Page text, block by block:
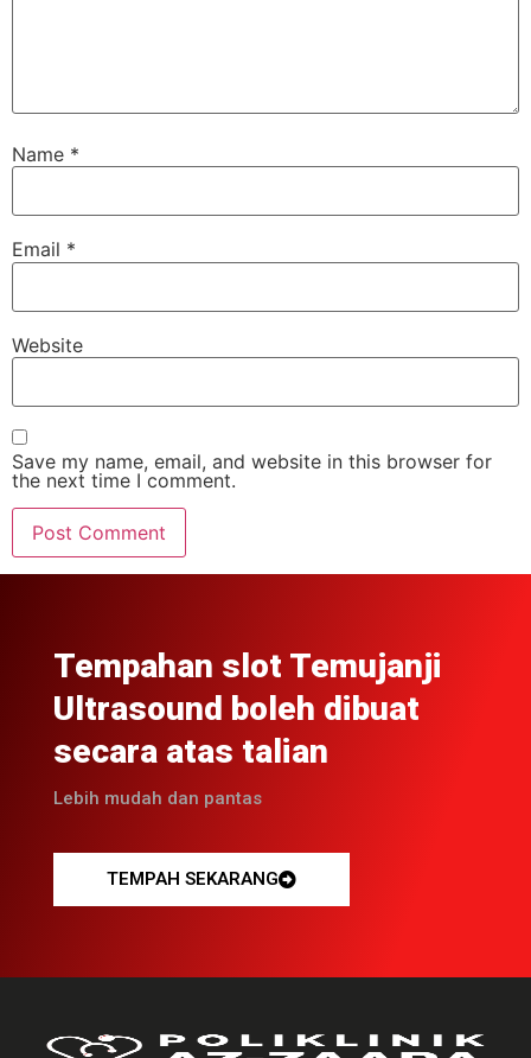
Name *
Email *
Website
Save my name, email, and website in this browser for
the next time I comment.
Tempahan slot Temujanji
Ultrasound boleh dibuat
secara atas talian
Lebih mudah dan pantas
TEMPAH SEKARANG